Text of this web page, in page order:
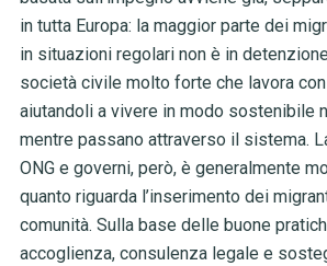
in tutta Europa: la maggior parte dei
in situazioni regolari non è in
società civile molto forte che lavora
aiutandoli a vivere in modo sostenibile
mentre passano attraverso il sistema.
ONG e governi, però, è generalmente
quanto riguarda l’inserimento dei
comunità. Sulla base delle buone
accoglienza, consulenza legale e